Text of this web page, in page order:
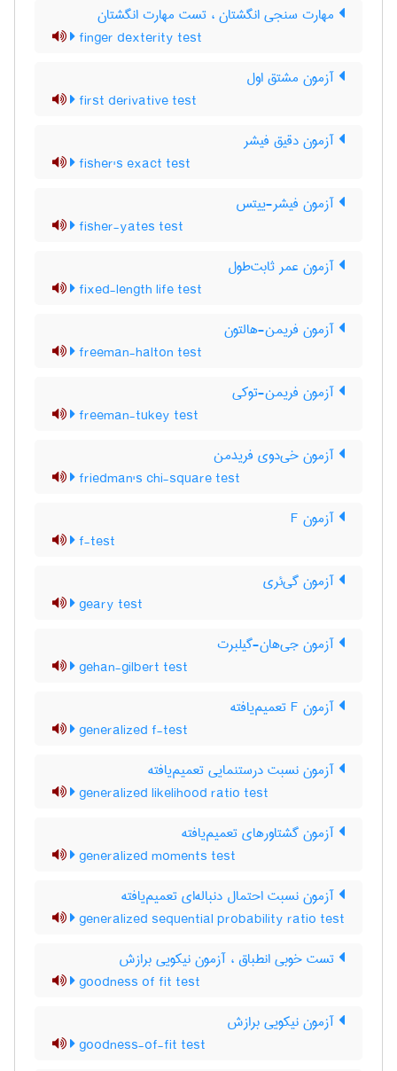
مهارت سنجی انگشتان ، تست مهارت انگشتان
finger dexterity test
آزمون مشتق اول
first derivative test
آزمون دقیق فیشر
fisher's exact test
آزمون فیشر-ییتس
fisher-yates test
آزمون عمر ثابت‌طول
fixed-length life test
آزمون فریمن-هالتون
freeman-halton test
آزمون فریمن-توکی
freeman-tukey test
آزمون خی‌دوی فریدمن
friedman's chi-square test
آزمون F
f-test
آزمون گی‌ئری
geary test
آزمون جی‌هان-گیلبرت
gehan-gilbert test
آزمون F تعمیم‌یافته
generalized f-test
آزمون نسبت درستنمایی تعمیم‌یافته
generalized likelihood ratio test
آزمون گشتاورهای تعمیم‌یافته
generalized moments test
آزمون نسبت احتمال دنباله‌ای تعمیم‌یافته
generalized sequential probability ratio test
تست خوبی انطباق ، آزمون نیکویی برازش
goodness of fit test
آزمون نیکویی برازش
goodness-of-fit test